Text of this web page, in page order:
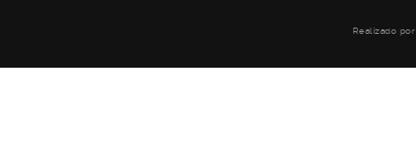
Realizado por